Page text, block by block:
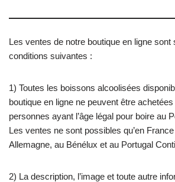
Les ventes de notre boutique en ligne sont
conditions suivantes :
1) Toutes les boissons alcoolisées
boutique en ligne ne peuvent être
personnes ayant l’âge légal pour boire au
Les ventes ne sont possibles qu’en
Allemagne, au Bénélux et au Portugal
2) La description, l’image et toute autre